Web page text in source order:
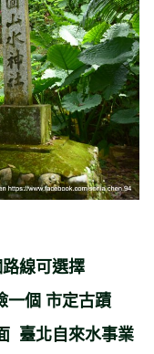
線可選擇
個 市定古蹟
臺北自來水事業